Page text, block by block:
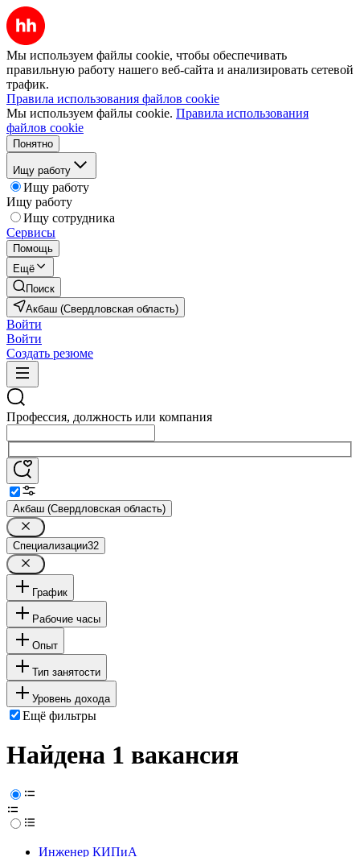
Мы используем файлы cookie, чтобы обеспечивать
правильную работу нашего веб-сайта и анализировать сетевой
трафик.
Правила использования файлов cookie
Мы используем файлы cookie. Правила использования
файлов cookie
Понятно
Ищу работу
Ищу работу
Ищу работу
Ищу сотрудника
Сервисы
Помощь
Ещё
Поиск
Акбаш (Свердловская область)
Войти
Войти
Создать резюме
Профессия, должность или компания
Акбаш (Свердловская область)
Специализации32
График
Рабочие часы
Опыт
Тип занятости
Уровень дохода
Ещё фильтры
Найдена 1 вакансия
Инженер КИПиА